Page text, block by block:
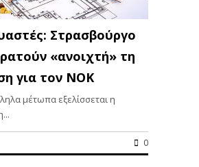
Στρασβούργο
«ανοιχτή» τη
για τον ΝΟΚ
μέτωπα εξελίσσεται η
0